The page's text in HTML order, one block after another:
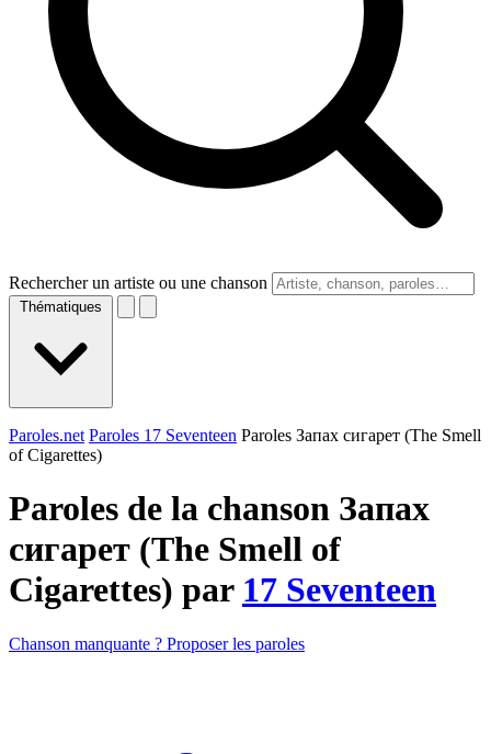
Rechercher un artiste ou une chanson
Thématiques
Paroles.net Paroles 17 Seventeen Paroles Запах сигарет (The Smell
of Cigarettes)
Paroles de la chanson Запах
сигарет (The Smell of
Cigarettes) par 17 Seventeen
Chanson manquante ? Proposer les paroles